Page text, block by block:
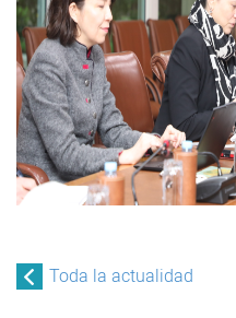
Toda la actualidad